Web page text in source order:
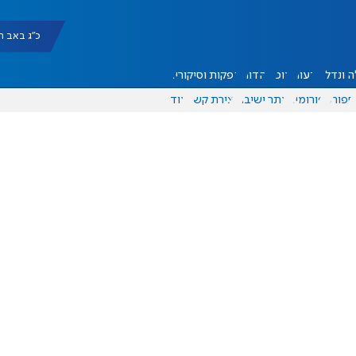
כ"ג באב תשפ"ו
ונדל"ן דעות אוכל יהדות הפקות וסיקורים
ספורט פורומים אתר ישיבה יצירת קשר עוד